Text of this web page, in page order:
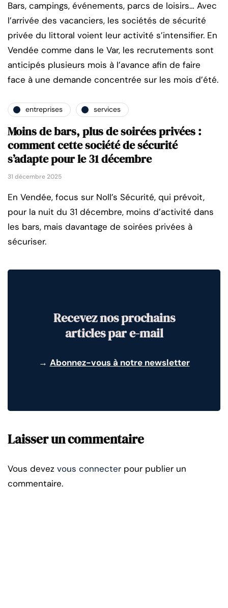
Bars, campings, événements, parcs de loisirs… Avec
l’arrivée des vacanciers, les sociétés de sécurité
privée du littoral voient leur activité s’intensifier. En
Vendée comme dans le Var, les recrutements sont
anticipés plusieurs mois à l’avance afin de faire
face à une demande concentrée sur les mois d’été.
entreprises services
Moins de bars, plus de soirées privées :
comment cette société de sécurité
s’adapte pour le 31 décembre
31 décembre 2025
En Vendée, focus sur Noll’s Sécurité, qui prévoit,
pour la nuit du 31 décembre, moins d’activité dans
les bars, mais davantage de soirées privées à
sécuriser.
Recevez nos prochains
articles par e-mail
→ Abonnez-vous à notre newsletter
Laisser un commentaire
Vous devez vous connecter pour publier un
commentaire.